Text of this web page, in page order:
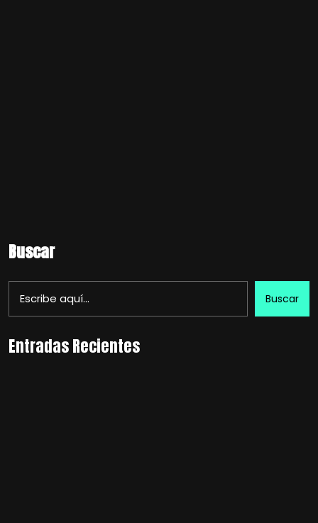
Buscar
Buscar
Entradas Recientes